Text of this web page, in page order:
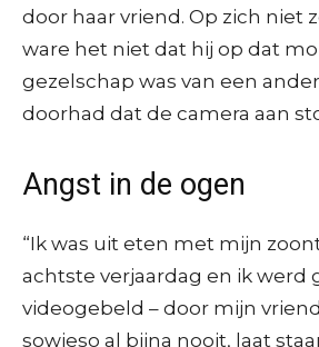
door haar vriend. Op zich niet
ware het niet dat hij op dat
gezelschap was van een
doorhad dat de camera aan
Angst in de ogen
“Ik was uit eten met mijn
achtste verjaardag en ik werd
videogebeld – door mijn
sowieso al bijna nooit, laat